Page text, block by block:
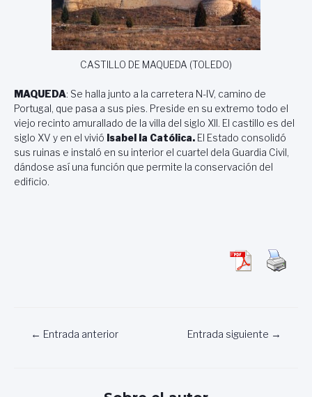
CASTILLO DE MAQUEDA (TOLEDO)
MAQUEDA: Se halla junto a la carretera N-IV, camino de
Portugal, que pasa a sus pies. Preside en su extremo todo el
viejo recinto amurallado de la villa del siglo XII. El castillo es del
siglo XV y en el vivió Isabel la Católica. El Estado consolidó
sus ruinas e instaló en su interior el cuartel dela Guardia Civil,
dándose así una función que permite la conservación del
edificio.
Navegación
← Entrada anterior Entrada siguiente →